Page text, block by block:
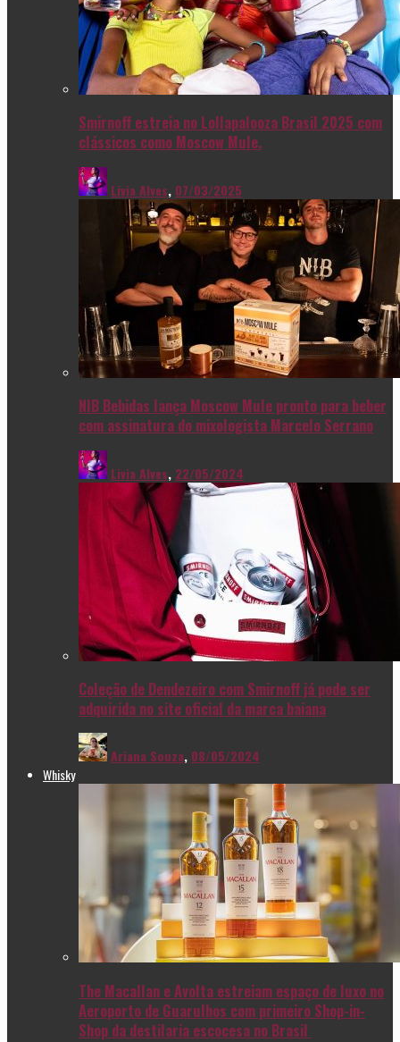
Smirnoff estreia no Lollapalooza Brasil 2025 com
clássicos como Moscow Mule.
Livia Alves, 07/03/2025
NIB Bebidas lança Moscow Mule pronto para beber
com assinatura do mixologista Marcelo Serrano
Livia Alves, 22/05/2024
Coleção de Dendezeiro com Smirnoff já pode ser
adquirida no site oficial da marca baiana
Ariana Souza, 08/05/2024
Whisky
The Macallan e Avolta estreiam espaço de luxo no
Aeroporto de Guarulhos com primeiro Shop-in-
Shop da destilaria escocesa no Brasil